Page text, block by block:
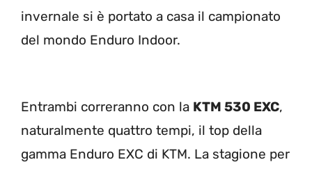
invernale si è portato a casa il campionato
del mondo Enduro Indoor.
Entrambi correranno con la KTM 530 EXC,
naturalmente quattro tempi, il top della
gamma Enduro EXC di KTM. La stagione per